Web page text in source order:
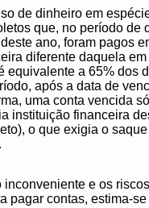
de dinheiro em
que, no período de
ano, foram pagos
diferente daquela
equivalente a 65% dos
após a data de
uma conta vencida
instituição financeira
o que exigia o
inconveniente e os
pagar contas, estima-